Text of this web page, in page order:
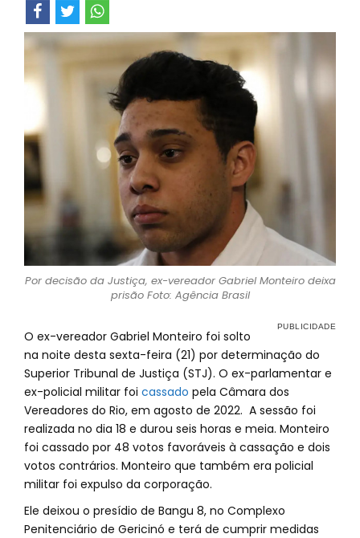
Por decisão da Justiça, ex-vereador Gabriel Monteiro deixa
prisão Foto: Agência Brasil
O ex-vereador Gabriel Monteiro foi solto
na noite desta sexta-feira (21) por determinação do
Superior Tribunal de Justiça (STJ). O ex-parlamentar e
ex-policial militar foi cassado pela Câmara dos
Vereadores do Rio, em agosto de 2022. A sessão foi
realizada no dia 18 e durou seis horas e meia. Monteiro
foi cassado por 48 votos favoráveis à cassação e dois
votos contrários. Monteiro que também era policial
militar foi expulso da corporação.
Ele deixou o presídio de Bangu 8, no Complexo
Penitenciário de Gericinó e terá de cumprir medidas